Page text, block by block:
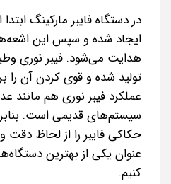
در دستگاه فایبر مارکینگ
ایجاد شده و سپس این
هدایت می‌شود. فیبر نوری
تولید شده و قوی کردن آن را
عملکرد فیبر نوری هم مانند
سیستم‌های قدیمی است.
حکاکی فایبر را از لحاظ دقت و
عنوان یکی از بهترین
کنیم.